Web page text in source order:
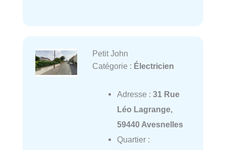
Petit John
Catégorie : Électricien
Adresse : 31 Rue
Léo Lagrange,
59440 Avesnelles
Quartier :